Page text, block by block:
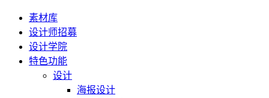
素材库
设计师招募
设计学院
特色功能
设计
海报设计